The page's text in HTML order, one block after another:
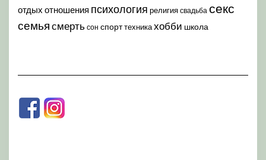
отдых отношения психология религия свадьба секс
семья смерть сон спорттехникахобби школа